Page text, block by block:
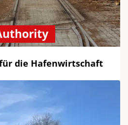
die Hafenwirtschaft